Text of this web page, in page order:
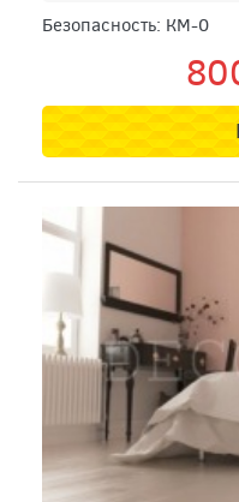
Безопасность: КМ-0